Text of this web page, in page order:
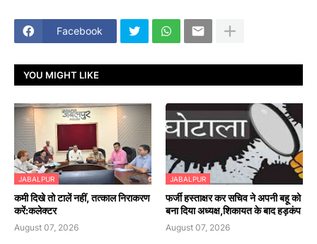
Facebook
YOU MIGHT LIKE
JABALPUR
कमी दिखे तो टालें नहीं, तत्काल निराकरण
करें:कलेक्टर
August 07, 2026
JABALPUR
फर्जी हस्ताक्षर कर सचिव ने अपनी बहू को
बना दिया अध्यक्ष,शिकायत के बाद हड़कंप
August 07, 2026